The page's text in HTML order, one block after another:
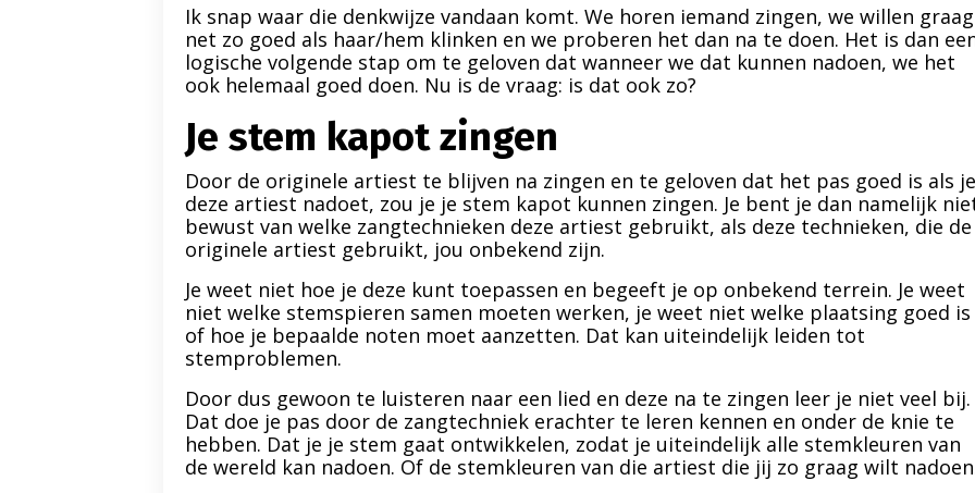
Ik snap waar die denkwijze vandaan komt. We horen iemand zingen, we willen graag
net zo goed als haar/hem klinken en we proberen het dan na te doen. Het is dan
logische volgende stap om te geloven dat wanneer we dat kunnen nadoen, we het
ook helemaal goed doen. Nu is de vraag: is dat ook zo?
Je stem kapot zingen
Door de originele artiest te blijven na zingen en te geloven dat het pas goed is als je
deze artiest nadoet, zou je je stem kapot kunnen zingen. Je bent je dan namelijk
bewust van welke zangtechnieken deze artiest gebruikt, als deze technieken, die de
originele artiest gebruikt, jou onbekend zijn.
Je weet niet hoe je deze kunt toepassen en begeeft je op onbekend terrein. Je weet
niet welke stemspieren samen moeten werken, je weet niet welke plaatsing goed is
of hoe je bepaalde noten moet aanzetten. Dat kan uiteindelijk leiden tot
stemproblemen.
Door dus gewoon te luisteren naar een lied en deze na te zingen leer je niet veel bij.
Dat doe je pas door de zangtechniek erachter te leren kennen en onder de knie te
hebben. Dat je je stem gaat ontwikkelen, zodat je uiteindelijk alle stemkleuren van
de wereld kan nadoen. Of de stemkleuren van die artiest die jij zo graag wilt